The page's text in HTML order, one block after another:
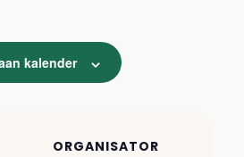
kalender
ORGANISATOR